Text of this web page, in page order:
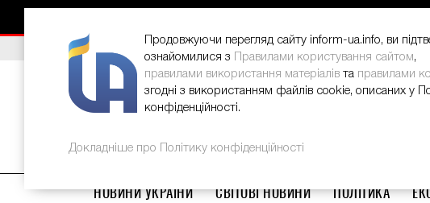
ВИБІР РЕДАКЦІЇ В Україні стартував ювілейний Global Teacher
НОВИНИ УКРАЇНИ СВІТОВІ НОВИНИ ПОЛІТИКА
Продовжуючи перегляд сайту inform-ua.info, ви
ознайомилися з
Правилами користування сайтом,
правилами використання матеріалів та правилами
згодні з використанням файлів cookie, описаних у
конфіденційності.
Докладніше про Політику конфіденційності